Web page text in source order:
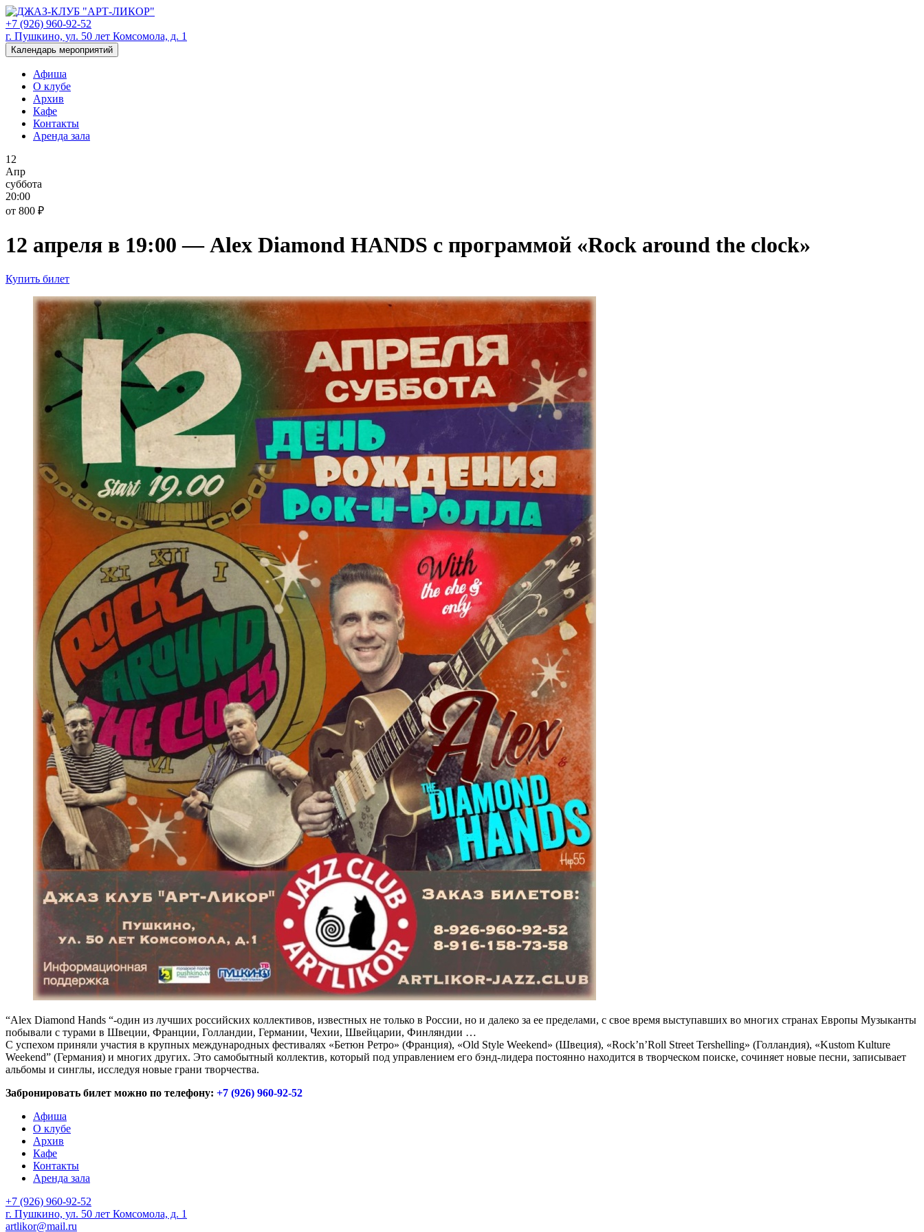
+7 (926) 960-92-52
г. Пушкино, ул. 50 лет Комсомола, д. 1
Календарь мероприятий
Афиша
О клубе
Архив
Кафе
Контакты
Аренда зала
12
Апр
суббота
20:00
от 800 ₽
12 апреля в 19:00 — Alex Diamond HANDS с программой «Rock around the clock»
Купить билет
“Alex Diamond Hands “-один из лучших российских коллективов, известных не только в России, но и далеко за ее пределами, с свое время выступавших во многих странах Европы Музыканты
побывали с турами в Швеции, Франции, Голландии, Германии, Чехии, Швейцарии, Финляндии …
С успехом приняли участия в крупных международных фестивалях «Бетюн Ретро» (Франция), «Old Style Weekend» (Швеция), «Rock’n’Roll Street Tershelling» (Голландия), «Kustom Kulture
Weekend” (Германия) и многих других. Это самобытный коллектив, который под управлением его бэнд-лидера постоянно находится в творческом поиске, сочиняет новые песни, записывает
альбомы и синглы, исследуя новые грани творчества.
Забронировать билет можно по телефону: +7 (926) 960-92-52
Афиша
О клубе
Архив
Кафе
Контакты
Аренда зала
+7 (926) 960-92-52
г. Пушкино, ул. 50 лет Комсомола, д. 1
artlikor@mail.ru